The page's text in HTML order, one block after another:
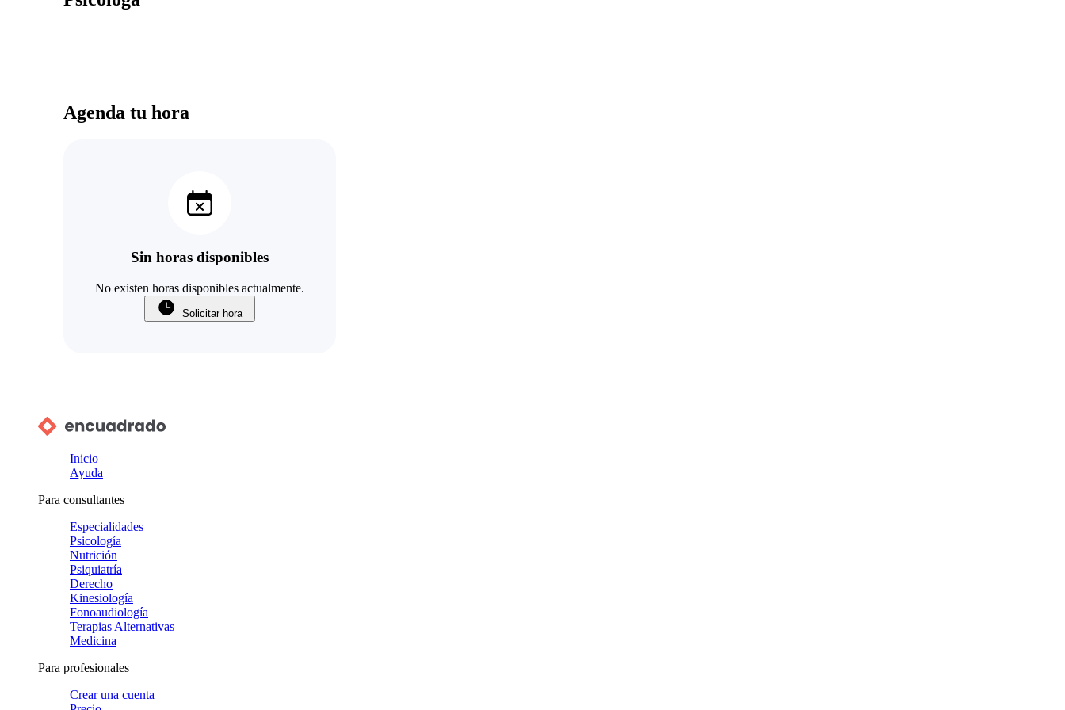
Agenda tu hora
Sin horas disponibles
No existen horas disponibles actualmente.
Solicitar hora
Inicio
Ayuda
Para consultantes
Especialidades
Psicología
Nutrición
Psiquiatría
Derecho
Kinesiología
Fonoaudiología
Terapias Alternativas
Medicina
Para profesionales
Crear una cuenta